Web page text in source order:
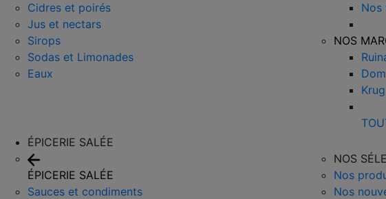
Cidres et poirés
Jus et nectars
Sirops
Sodas et Limonades
Eaux
Nos
NOS
Krug
ÉPICERIE SALÉE
ÉPICERIE SALÉE
Sauces et condiments
NOS
Nos
Nos